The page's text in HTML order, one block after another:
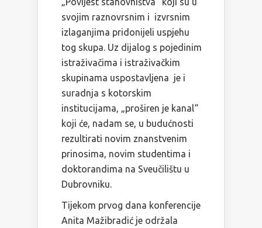
svojim raznovrsnim i izvrsnim
izlaganjima pridonijeli uspjehu
tog skupa. Uz dijalog s pojedinim
istraživačima i istraživačkim
skupinama uspostavljena je i
suradnja s kotorskim
institucijama, „proširen je kanal“
koji će, nadam se, u budućnosti
rezultirati novim znanstvenim
prinosima, novim studentima i
doktorandima na Sveučilištu u
Dubrovniku.
Tijekom prvog dana konferencije
Anita Mažibradić je održala